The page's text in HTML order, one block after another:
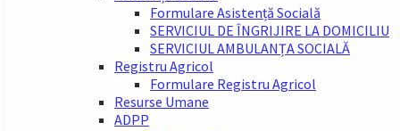
Formulare Asistență Socială
SERVICIUL DE ÎNGRIJIRE LA DOMICILIU
SERVICIUL AMBULANȚA SOCIALĂ
Registru Agricol
Formulare Registru Agricol
Resurse Umane
ADPP